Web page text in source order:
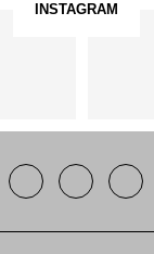
INSTAGRAM